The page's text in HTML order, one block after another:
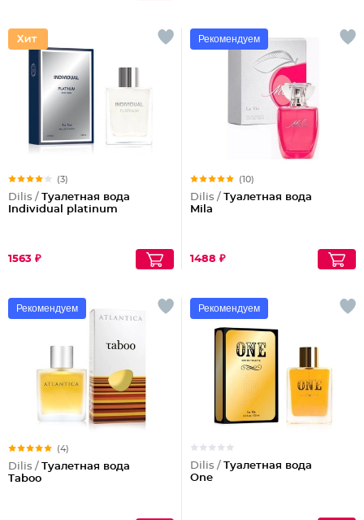
(3)
Dilis / Туалетная вода
Individual platinum
1563 ₽
Рекомендуем
(10)
Dilis / Туалетная вода
Mila
1488 ₽
Рекомендуем
(4)
Dilis / Туалетная вода
Taboo
Рекомендуем
Dilis / Туалетная вода
One